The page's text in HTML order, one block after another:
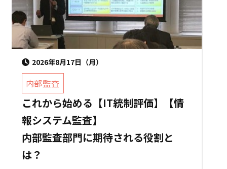
2026年8月17日（月）
内部監査
これから始める【IT統制評価】【情
報システム監査】
内部監査部門に期待される役割と
は？